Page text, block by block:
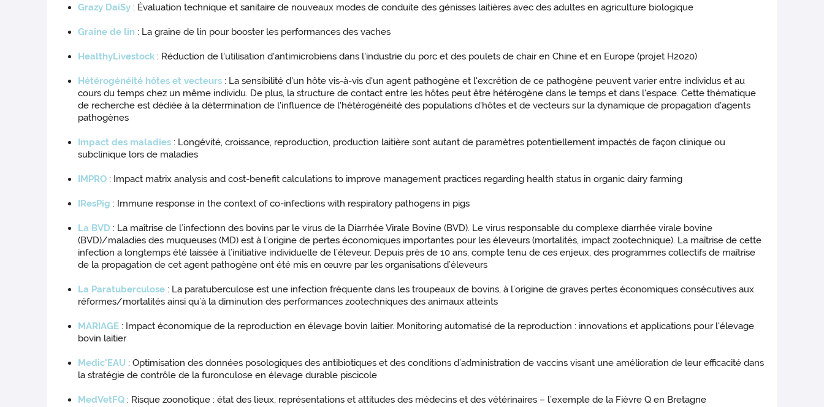
Grazy DaiSy : Évaluation technique et sanitaire de nouveaux modes de conduite des génisses laitières avec des adultes en agriculture biologique
Graine de lin : La graine de lin pour booster les performances des vaches
HealthyLivestock : Réduction de l'utilisation d'antimicrobiens dans l'industrie du porc et des poulets de chair en Chine et en Europe (projet H2020)
Hétérogénéité hôtes et vecteurs : La sensibilité d'un hôte vis-à-vis d'un agent pathogène et l'excrétion de ce pathogène peuvent varier entre individus et au
cours du temps chez un même individu. De plus, la structure de contact entre les hôtes peut être hétérogène dans le temps et dans l'espace. Cette thématique
de recherche est dédiée à la détermination de l'influence de l'hétérogénéité des populations d'hôtes et de vecteurs sur la dynamique de propagation d'agents
pathogènes
Impact des maladies : Longévité, croissance, reproduction, production laitière sont autant de paramètres potentiellement impactés de façon clinique ou
subclinique lors de maladies
IMPRO : Impact matrix analysis and cost-benefit calculations to improve management practices regarding health status in organic dairy farming
IResPig : Immune response in the context of co-infections with respiratory pathogens in pigs
La BVD : La maîtrise de l’infectionn des bovins par le virus de la Diarrhée Virale Bovine (BVD). Le virus responsable du complexe diarrhée virale bovine
(BVD)/maladies des muqueuses (MD) est à l’origine de pertes économiques importantes pour les éleveurs (mortalités, impact zootechnique). La maîtrise de cette
infection a longtemps été laissée à l’initiative individuelle de l’éleveur. Depuis près de 10 ans, compte tenu de ces enjeux, des programmes collectifs de maîtrise
de la propagation de cet agent pathogène ont été mis en œuvre par les organisations d’éleveurs
La Paratuberculose : La paratuberculose est une infection fréquente dans les troupeaux de bovins, à l’origine de graves pertes économiques consécutives aux
réformes/mortalités ainsi qu’à la diminution des performances zootechniques des animaux atteints
MARIAGE : Impact économique de la reproduction en élevage bovin laitier. Monitoring automatisé de la reproduction : innovations et applications pour l'élevage
bovin laitier
Medic'EAU : Optimisation des données posologiques des antibiotiques et des conditions d’administration de vaccins visant une amélioration de leur efficacité dans
la stratégie de contrôle de la furonculose en élevage durable piscicole
MedVetFQ : Risque zoonotique : état des lieux, représentations et attitudes des médecins et des vétérinaires – l’exemple de la Fièvre Q en Bretagne